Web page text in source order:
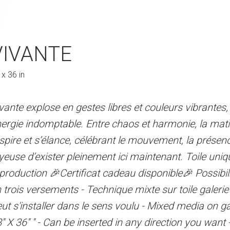
seat-and-
libres et couleurs vibrantes, affirmant une
chaos et harmonie, la matière danse,
le mouvement, la présence et la force
ici maintenant. Toile unique - Aucune
disponible🎉 Possibilité de payer
mixte sur toile galerie - 18'' X 36'' -
Cette œuvre vibre d’une
puissants. Elle évoque l’élan
mouvement vers l’avant, là où
affirmation de soi. Toile
cadeau disponible🎉
Acrylique sur toile galerie - 20''
voulu - Acrylic on gallery
direction you want - Pour
36 in
explose en gestes libres et couleurs
indomptable. Entre chaos et harmonie, la
et s’élance, célébrant le mouvement, la
d’exister pleinement ici maintenant. Toile
🎉Certificat cadeau disponible🎉
trois versements - Technique mixte sur toile galerie
s'installer dans le sens voulu - Mixed media on
X 36'' '' - Can be inserted in any direction you want